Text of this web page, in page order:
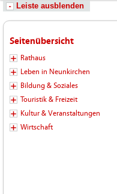
Leiste ausblenden
Seitenübersicht
Rathaus
Leben in Neunkirchen
Bildung & Soziales
Touristik & Freizeit
Kultur & Veranstaltungen
Wirtschaft